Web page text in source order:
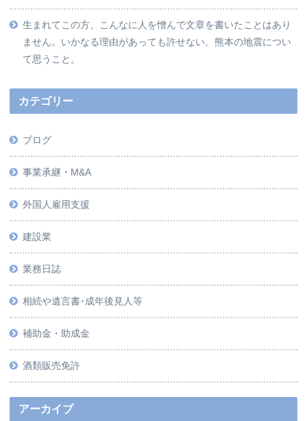
生まれてこの方、こんなに人を憎んで文章を書いたことはあり
ません。いかなる理由があっても許せない。熊本の地震につい
て思うこと。
カテゴリー
ブログ
事業承継・M&A
外国人雇用支援
建設業
業務日誌
相続や遺言書･成年後見人等
補助金・助成金
酒類販売免許
アーカイブ